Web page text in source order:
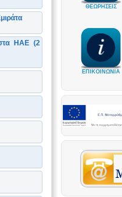
στα ΗΑΕ (2
ΘΕΩΡΗΣΕΙΣ
ΕΠΙΚΟΙΝΩΝΙΑ